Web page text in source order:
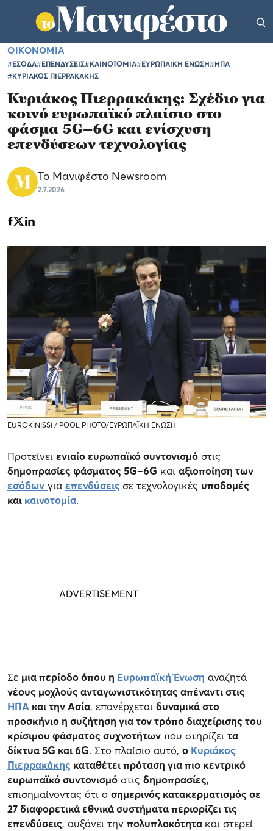
ΟΙΚΟΝΟΜΙΑ
#ΕΣΟΔΑ#ΕΠΕΝΔΥΣΕΙΣ#ΚΑΙΝΟΤΟΜΙΑ#ΕΥΡΩΠΑΙΚΗ ΕΝΩΣΗ#ΗΠΑ
#ΚΥΡΙΑΚΟΣ ΠΙΕΡΡΑΚΑΚΗΣ
Κυριάκος Πιερρακάκης: Σχέδιο για
κοινό ευρωπαϊκό πλαίσιο στο
φάσμα 5G–6G και ενίσχυση
επενδύσεων τεχνολογίας
Το Μανιφέστο Newsroom
2.7.2026
EUROKINISSI / POOL PHOTO/ΕΥΡΩΠΑΪΚΗ ΕΝΩΣΗ
Προτείνει ενιαίο ευρωπαϊκό συντονισμό στις
δημοπρασίες φάσματος 5G–6G και αξιοποίηση των
εσόδων για επενδύσειςσε τεχνολογικές υποδομές
και καινοτομία.
Σε μια περίοδο όπου η Ευρωπαϊκή Ένωση αναζητά
νέους μοχλούς ανταγωνιστικότητας απέναντι στις
ΗΠΑ και την Ασία, επανέρχεται δυναμικά στο
προσκήνιο η συζήτηση για τον τρόπο διαχείρισης του
κρίσιμου φάσματος συχνοτήτων που στηρίζει τα
δίκτυα 5G και 6G. Στο πλαίσιο αυτό, ο Κυριάκος
Πιερρακάκης καταθέτει πρόταση για πιο κεντρικό
ευρωπαϊκό συντονισμό στις δημοπρασίες,
επισημαίνοντας ότι ο σημερινός κατακερματισμός σε
27 διαφορετικά εθνικά συστήματα περιορίζει τις
επενδύσεις, αυξάνει την πολυπλοκότητα και στερεί